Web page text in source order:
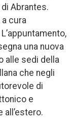
Abrantes.
a cura
L’appuntamento,
una nuova
alle sedi della
che negli
di
e